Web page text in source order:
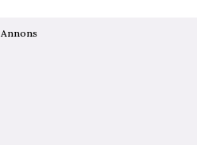
Annons